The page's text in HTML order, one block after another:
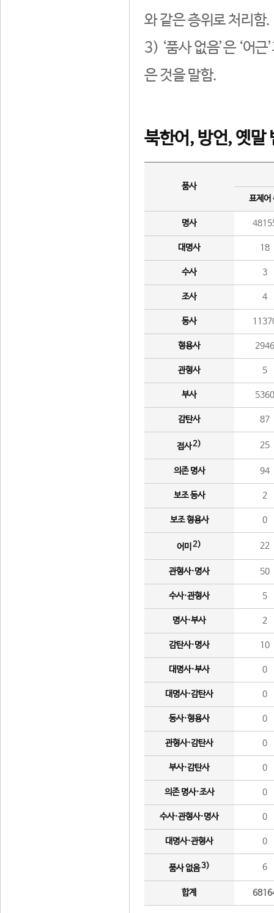
와 같은 층위로 처리함.
3) ‘품사 없음’은 ‘어
은 것을 말함.
북한어, 방언, 옛말
품사
표제어
명사
대명사 18
수사 3
조사 4
동사
형용사 2946
관형사 5
부사 5360
감탄사 87
접사2) 25
의존 명사 94
보조 동사 2
보조 형용사 0
어미 2) 22
관형사·명사 50
수사·관형사 5
명사·부사 2
감탄사·명사 10
대명사·부사 0
대명사·감탄사 0
동사·형용사 0
관형사·감탄사 0
부사·감탄사 0
의존 명사·조사 0
수사·관형사·명사 0
대명사·관형사 0
품사 없음3) 6
합계